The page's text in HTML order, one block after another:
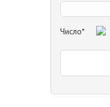
Число*